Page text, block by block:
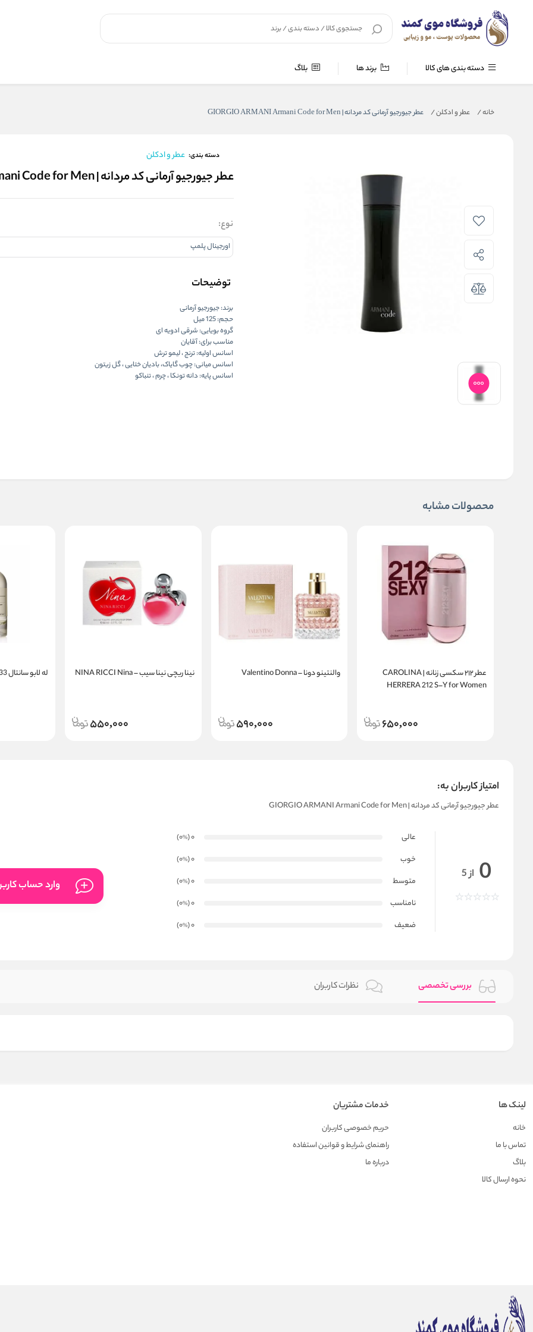
دسته بندی های کالا برند ها بلاگ
خانه/ عطر و ادکلن/ عطر جیورجیو آرمانی کد مردانه | GIORGIO ARMANI Armani Code for Men
دسته بندی: عطر و ادکلن
عطر جیورجیو آرمانی کد مردانه | GIORGIO ARMANI Armani Code for Men
نوع:
توضیحات
برند: جیورجیو آرمانی
حجم: 125 میل
گروه بویایی: شرقی ادویه ای
مناسب برای: آقایان
اسانس اولیه: ترنج ، لیمو ترش
اسانس میانی: چوب گایاک، بادیان ختایی ، گل زیتون
اسانس پایه: دانه تونکا ، چرم ، تنباکو
محصولات مشابه
عطر ۲۱۲ سکسی زنانه | CAROLINA
HERRERA 212 S–Y for Women
650,000
والنتینو دونا – Valentino Donna
590,000
نینا ریچی نینا سیب – NINA RICCI Nina
550,000
له لابو سانتال 33 | LE LABO Santal 33
امتیاز کاربران به:
عطر جیورجیو آرمانی کد مردانه | GIORGIO ARMANI Armani Code for Men
0 از 5
عالی 0
(0
%
)
خوب
0
(0
%
)
متوسط
0
(0
%
)
نامناسب
0
(0
%
)
ضعیف
0
(0
%
)
وارد حساب
بررسی تخصصی نظرات کاربران
لینک ها
خانه
تماس با ما
بلاگ
نحوه ارسال کالا
خدمات مشتریان
حریم خصوصی کاربران
راهنمای شرایط و قوانین استفاده
درباره ما